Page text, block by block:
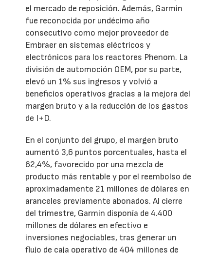
el mercado de reposición. Además, Garmin
fue reconocida por undécimo año
consecutivo como mejor proveedor de
Embraer en sistemas eléctricos y
electrónicos para los reactores Phenom. La
división de automoción OEM, por su parte,
elevó un 1% sus ingresos y volvió a
beneficios operativos gracias a la mejora del
margen bruto y a la reducción de los gastos
de I+D.
En el conjunto del grupo, el margen bruto
aumentó 3,6 puntos porcentuales, hasta el
62,4%, favorecido por una mezcla de
producto más rentable y por el reembolso de
aproximadamente 21 millones de dólares en
aranceles previamente abonados. Al cierre
del trimestre, Garmin disponía de 4.400
millones de dólares en efectivo e
inversiones negociables, tras generar un
flujo de caja operativo de 404 millones de